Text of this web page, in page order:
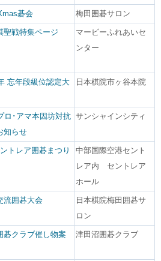
碁会 梅田囲碁サロン
聖戦特集ページ
マービーふれあいセ
ンター
忘年段級位認定大
日本棋院市ヶ谷本院
ロ･アマ本因坊対抗
知らせ
サンシャインシティ
トレア囲碁まつり
中部国際空港セント
レア内 セントレア
ホール
流囲碁大会
日本棋院梅田囲碁サ
ロン
碁クラブ催し物案
津田沼囲碁クラブ